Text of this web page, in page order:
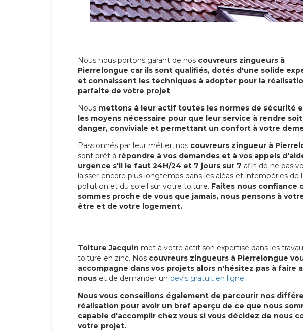
Nous nous portons garant de nos couvreurs zingueurs à
Pierrelongue car ils sont qualifiés, dotés d'une solide
et connaissent les techniques à adopter pour la
parfaite de votre projet.
Nous mettons à leur actif toutes les normes de sécurité
les moyens nécessaire pour que leur service à rendre
danger, conviviale et permettant un confort à votre
Passionnés par leur métier, nos couvreurs zingueur à
sont prêt à répondre à vos demandes et à vos appels
urgence s'il le faut 24H/24 et 7 jours sur 7 afin de ne pas
laisser encore plus longtemps dans les aléas et intempéries de
pollution et du soleil sur votre toiture. Faites nous confiance
sommes proche de vous que jamais, nous pensons à
être et de votre logement.
Toiture Jacquin met à votre actif son expertise dans les
toiture en zinc. Nos couvreurs zingueurs à Pierrelongue
accompagne dans vos projets alors n'hésitez pas à faire
nous et de demander un devis gratuit en ligne.
Nous vous conseillons également de parcourir nos
réalisation pour avoir un bref aperçu de ce que nous
capable d'accomplir chez vous si vous décidez de nous
votre projet.